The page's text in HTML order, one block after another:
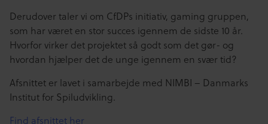
Derudover taler vi om CfDPs initiativ, gaming gruppen,
som har været en stor succes igennem de sidste 10 år.
Hvorfor virker det projektet så godt som det gør- og
hvordan hjælper det de unge igennem en svær tid?
Afsnittet er lavet i samarbejde med NIMBI – Danmarks
Institut for Spiludvikling.
Find afsnittet her